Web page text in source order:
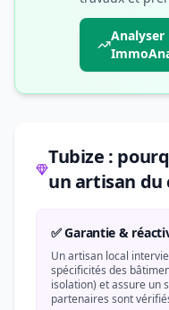
Tubize :
un artisan du
✅ Garantie &
Un artisan local
spécificités des
isolation) et assure un
partenaires sont